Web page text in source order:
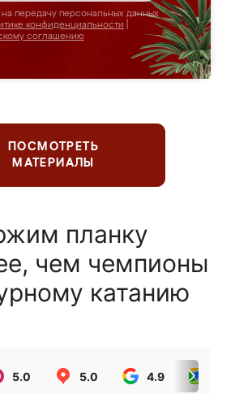
передачу персональных данных
конфиденциальности
соглашению
ПОСМОТРЕТЬ
МАТЕРИАЛЫ
планку
чем чемпионы
катанию
5.0 5.0 4.9